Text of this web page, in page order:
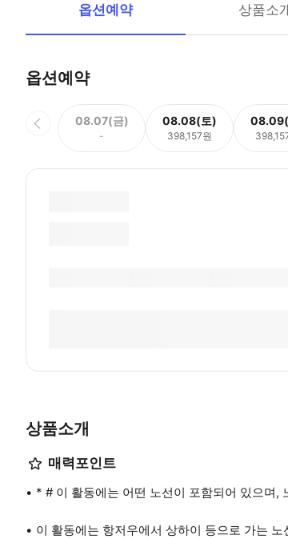
옵션예약 상품소
옵션예약
08.07(금)
-
08.08(토)
398,157원
상품소개
매력포인트
* # 이 활동에는 어떤 노선이 포함되어 있으며,
이 활동에는 항저우에서 상하이 등으로 가는